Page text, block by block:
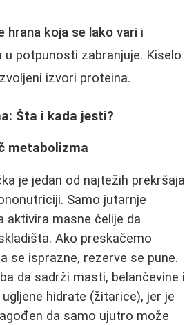
hrana koja se lako vari i
u potpunosti zabranjuje. Kiselo
izvori proteina.
Šta i kada jesti?
metabolizma
je jedan od najtežih prekršaja
Samo jutarnje
aktivira masne ćelije da
Ako preskačemo
se isprazne, rezerve se pune.
da sadrži masti, belančevine i
hidrate (žitarice), jer je
da samo ujutro može